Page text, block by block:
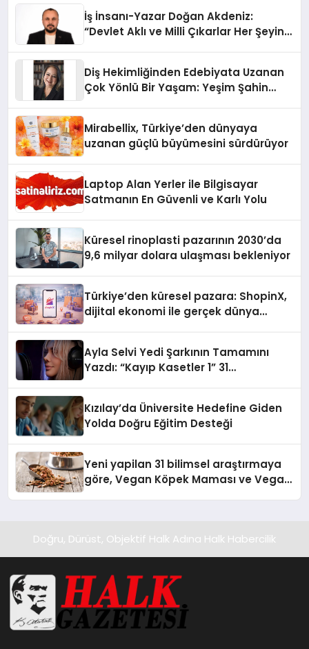
İş İnsanı-Yazar Doğan Akdeniz:
“Devlet Aklı ve Milli Çıkarlar Her Şeyin
Diş Hekimliğinden Edebiyata Uzanan
Çok Yönlü Bir Yaşam: Yeşim Şahin
Mirabellix, Türkiye’den dünyaya
uzanan güçlü büyümesini sürdürüyor
Laptop Alan Yerler ile Bilgisayar
Satmanın En Güvenli ve Karlı Yolu
Küresel rinoplasti pazarının 2030’da
9,6 milyar dolara ulaşması bekleniyor
Türkiye’den küresel pazara: ShopinX,
dijital ekonomi ile gerçek dünya
Ayla Selvi Yedi Şarkının Tamamını
Yazdı: “Kayıp Kasetler 1” 31
Kızılay’da Üniversite Hedefine Giden
Yolda Doğru Eğitim Desteği
Yeni yapilan 31 bilimsel araştırmaya
göre, Vegan Köpek Maması ve Vegan
Doğru, Dürüst, Objektif Halk Adına Halk Habercilik